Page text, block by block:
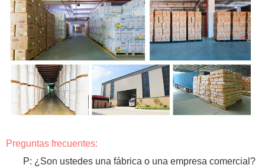
Preguntas frecuentes:
P: ¿Son ustedes una fábrica o una empresa comercial?